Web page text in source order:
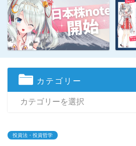
カテゴリー
投資法・投資哲学